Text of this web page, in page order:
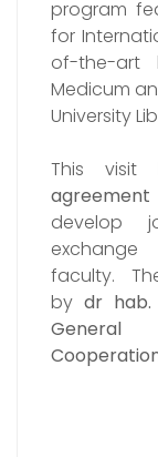
program
for
of-the-art
Medicum
University
This
agreement
develop
faculty.
bydr hab.
General